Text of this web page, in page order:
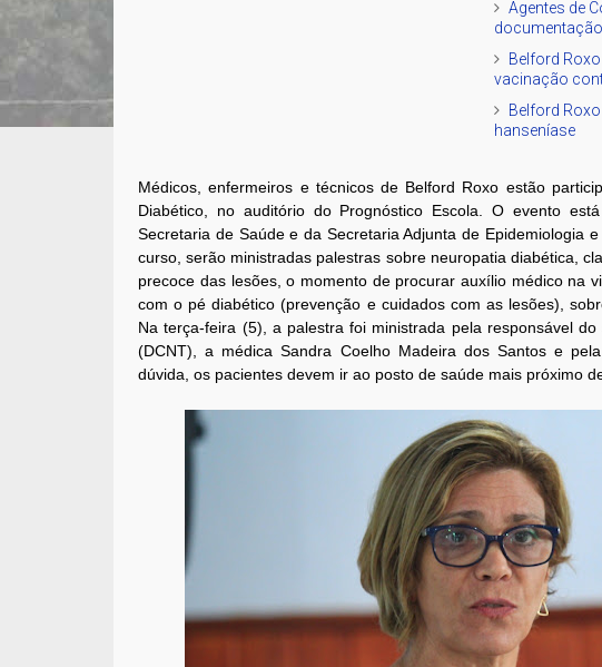
Agentes de
Belford
vacinação
Belford
hanseníase
Médicos, enfermeiros e técnicos de Belford Roxo estão
Diabético, no auditório do Prognóstico Escola. O evento
Secretaria de Saúde e da Secretaria Adjunta de Epidemiologia
curso, serão ministradas palestras sobre neuropatia diabética,
precoce das lesões, o momento de procurar auxílio médico na
com o pé diabético (prevenção e cuidados com as lesões),
Na terça-feira (5), a palestra foi ministrada pela responsável
(DCNT), a médica Sandra Coelho Madeira dos Santos e
dúvida, os pacientes devem ir ao posto de saúde mais próximo